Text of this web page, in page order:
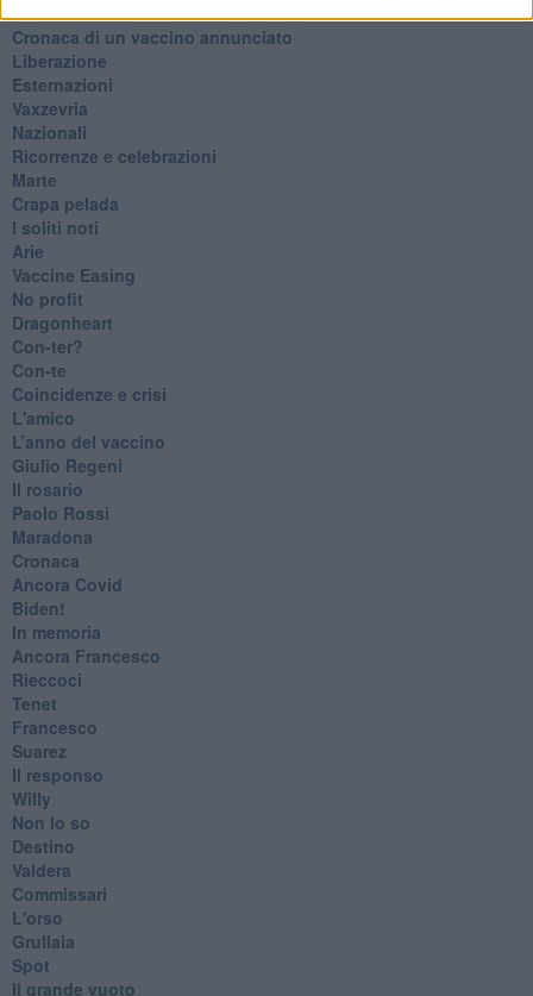
​Ci vuole Fedez
​Cronaca di un vaccino annunciato
​Liberazione
Esternazioni
Vaxzevria
Nazionali
​Ricorrenze e celebrazioni
Marte
​Crapa pelada
​I soliti noti
Arie
​Vaccine Easing
No profit
Dragonheart
Con-ter?
​Con-te
Coincidenze e crisi
L'amico
​L’anno del vaccino
Giulio Regeni
​Il rosario
Paolo Rossi
Maradona
Cronaca
​Ancora Covid
​Biden!
In memoria
​Ancora Francesco
Rieccoci
Tenet
Francesco
Suarez
​Il responso
Willy
Non lo so
Destino
Valdera
Commissari
L'orso
Grullaia
Spot
​Il grande vuoto